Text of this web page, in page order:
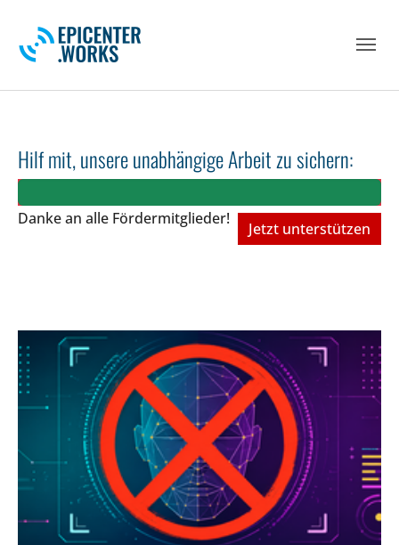
Hilf mit, unsere unabhängige Arbeit zu sichern:
Danke an alle Fördermitglieder!
Jetzt unterstützen